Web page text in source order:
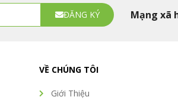
ĐĂNG KÝ Mạng xã
VỀ CHÚNG TÔI
Giới Thiệu